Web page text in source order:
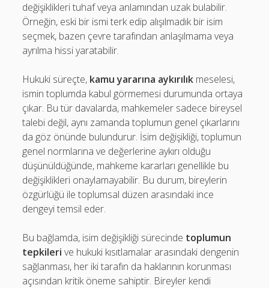
değişiklikleri tuhaf veya anlamından uzak bulabilir.
Örneğin, eski bir ismi terk edip alışılmadık bir isim
seçmek, bazen çevre tarafından anlaşılmama veya
ayrılma hissi yaratabilir.
Hukuki süreçte, kamu yararına aykırılık meselesi,
ismin toplumda kabul görmemesi durumunda ortaya
çıkar. Bu tür davalarda, mahkemeler sadece bireysel
talebi değil, aynı zamanda toplumun genel çıkarlarını
da göz önünde bulundurur. İsim değişikliği, toplumun
genel normlarına ve değerlerine aykırı olduğu
düşünüldüğünde, mahkeme kararları genellikle bu
değişiklikleri onaylamayabilir. Bu durum, bireylerin
özgürlüğü ile toplumsal düzen arasındaki ince
dengeyi temsil eder.
Bu bağlamda, isim değişikliği sürecinde toplumun
tepkileri ve hukuki kısıtlamalar arasındaki dengenin
sağlanması, her iki tarafın da haklarının korunması
açısından kritik öneme sahiptir. Bireyler kendi